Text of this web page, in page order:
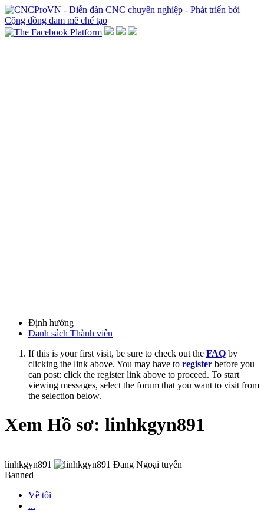
Định hướng
Danh sách Thành viên
If this is your first visit, be sure to check out the FAQ by
clicking the link above. You may have to register before you
can post: click the register link above to proceed. To start
viewing messages, select the forum that you want to visit from
the selection below.
Xem Hồ sơ: linhkgyn891
linhkgyn891
Banned
Về tôi
...